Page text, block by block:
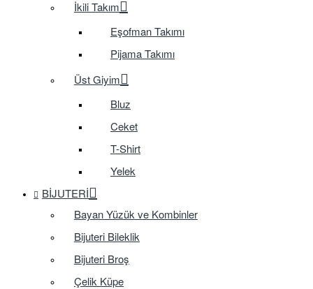
İkili Takım
Eşofman Takımı
Pijama Takımı
Üst Giyim
Bluz
Ceket
T-Shirt
Yelek
BIJUTERI
Bayan Yüzük ve Kombinler
Bijuteri Bileklik
Bijuteri Broş
Çelik Küpe